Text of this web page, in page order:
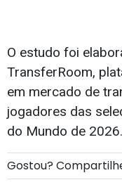
O estudo foi
TransferRoom,
em mercado de
jogadores das
do Mundo de 2026.
Gostou?